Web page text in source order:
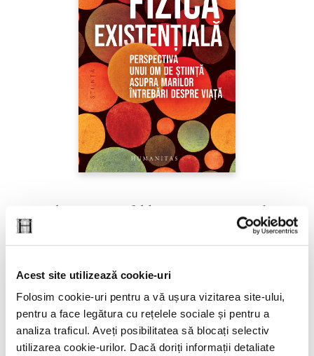
Acest site utilizează cookie-uri
Folosim cookie-uri pentru a vă ușura vizitarea site-ului,
pentru a face legătura cu rețelele sociale și pentru a
analiza traficul. Aveți posibilitatea să blocați selectiv
utilizarea cookie-urilor. Dacă doriți informații detaliate
Sabine Hossenfelder, Fizica existenţială